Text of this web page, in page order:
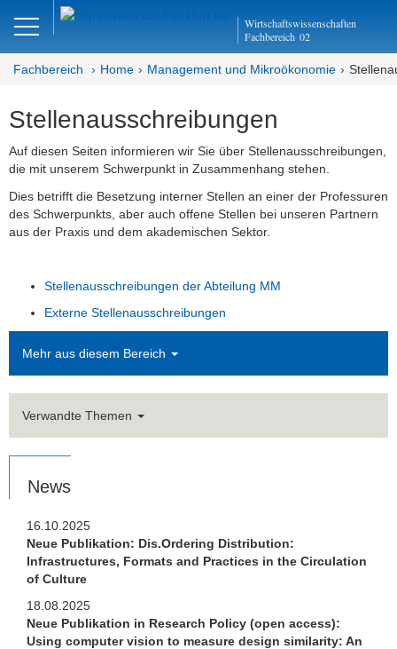
Wirtschaftswissenschaften
Fachbereich 02
DE Close
Management und
Mikroökonomie
Mission Statement
Studium
Stellen­ausschreibungen
intern
extern
FLEX
Links
Kontakt
Fachbereich Home Management und Mikroökonomie
Stellenausschreibungen
Auf diesen Seiten informieren wir Sie über Stellenausschreibungen,
die mit unserem Schwerpunkt in Zusammenhang stehen.
Dies betrifft die Besetzung interner Stellen an einer der Professuren
des Schwerpunkts, aber auch offene Stellen bei unseren Partnern
aus der Praxis und dem akademischen Sektor.
Stellenausschreibungen der Abteilung MM
Externe Stellenausschreibungen
Mehr aus diesem Bereich
Verwandte Themen
News
16.10.2025
Neue Publikation: Dis.Ordering Distribution:
Infrastructures, Formats and Practices in the Circulation
of Culture
18.08.2025
Neue Publikation in Research Policy (open access):
Using computer vision to measure design similarity: An